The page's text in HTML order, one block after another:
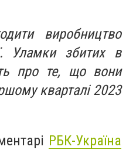
виробництво
Уламки збитих в
про те, що вони
кварталі 2023
РБК-Україна